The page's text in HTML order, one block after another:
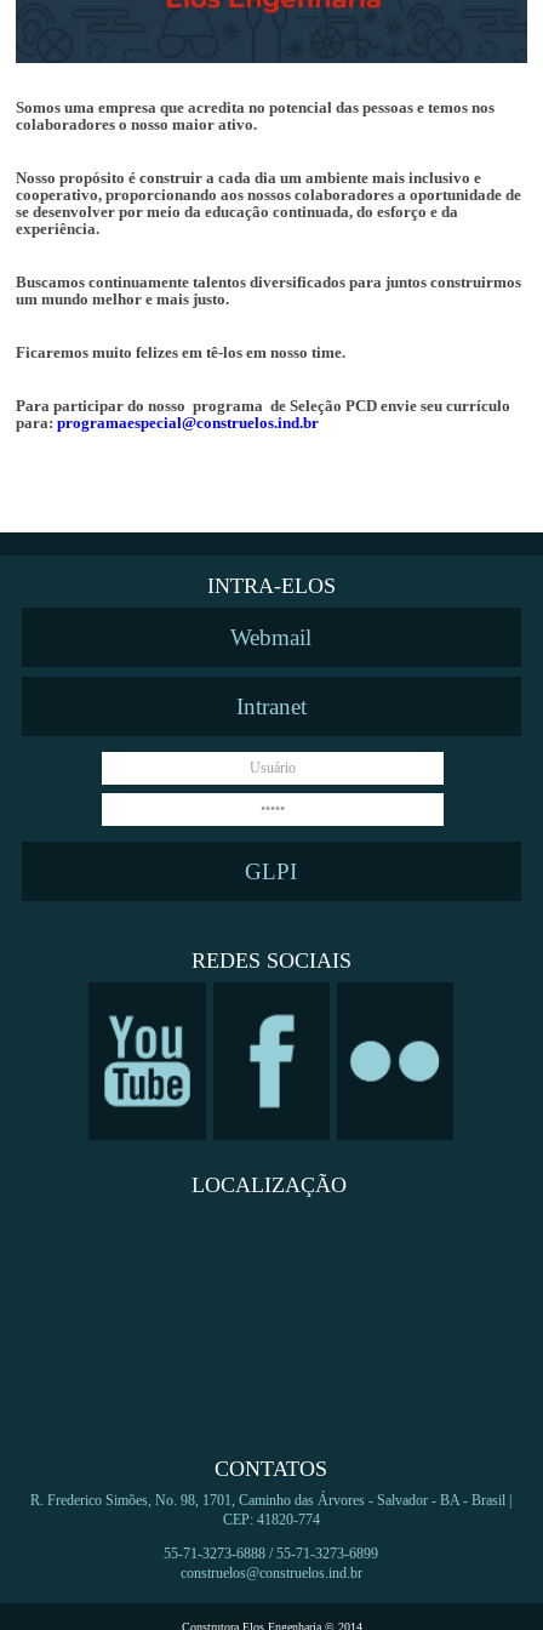
Somos uma empresa que acredita no potencial das pessoas e temos nos
colaboradores o nosso maior ativo.
Nosso propósito é construir a cada dia um ambiente mais inclusivo e
cooperativo, proporcionando aos nossos colaboradoresa oportunidade de
se desenvolver por meio da educação continuada, do esforço e da
experiência.
Buscamos continuamente talentos diversificados para juntos construirmos
um mundo melhor e mais justo.
Ficaremos muito felizes em tê-los em nosso time.
Para participar do nosso programa de Seleção PCD envie seu currículo
para:programaespecial@construelos.ind.br
INTRA-ELOS
Webmail
Intranet
GLPI
REDES SOCIAIS
CONTATOS
R. Frederico Simões, No. 98, 1701, Caminho das Árvores - Salvador - BA - Brasil |
CEP: 41820-774
55-71-3273-6888 / 55-71-3273-6899
construelos@construelos.ind.br
LOCALIZAÇÃO
Construtora Elos Engenharia © 2014